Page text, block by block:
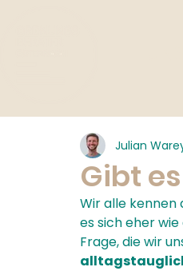
Gibt
Julian
Wir alle kennen
es sich eher
Frage, die wir